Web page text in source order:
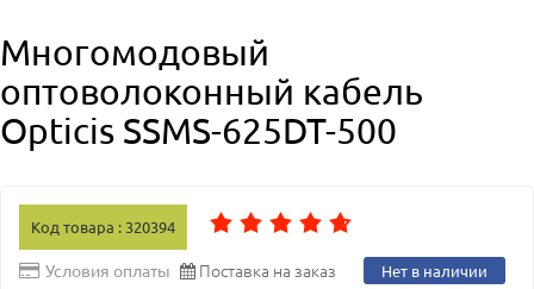
Многомодовый
оптоволоконный кабель
Opticis SSMS-625DT-500
Код товара : 320394
Условия оплаты Поставка на заказ Нет в наличии